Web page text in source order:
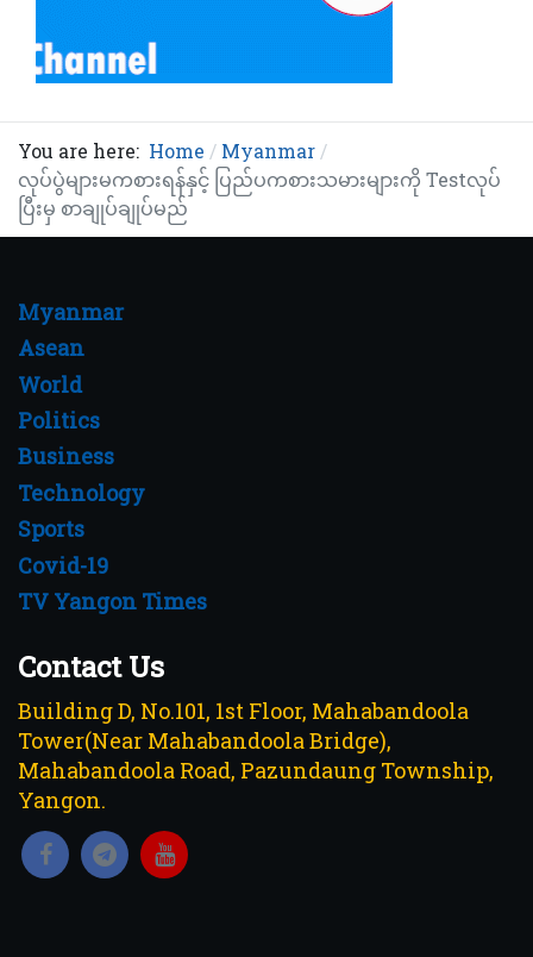
You are here: Home
Myanmar
လုပ်ပွဲများမကစားရန်နှင့် ပြည်ပကစားသမားများကို Testလုပ်
ပြီးမှ စာချုပ်ချုပ်မည်
Myanmar
Asean
World
Politics
Business
Technology
Sports
Covid-19
TV Yangon Times
Contact Us
Building D, No.101, 1st Floor, Mahabandoola
Tower(Near Mahabandoola Bridge),
Mahabandoola Road, Pazundaung Township,
Yangon.